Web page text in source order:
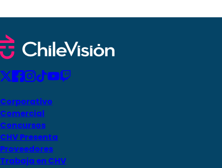
Corporativo
Comercial
Concursos
CHV Presenta
Proveedores
Trabaja en CHV